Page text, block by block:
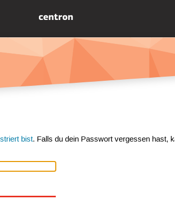
bist. Falls du dein Passwort vergessen hast,